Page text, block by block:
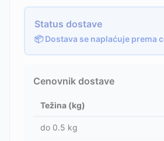
Status dostave
📦 Dostava se naplaćuje prema
Cenovnik dostave
Težina (kg)
do 0.5 kg